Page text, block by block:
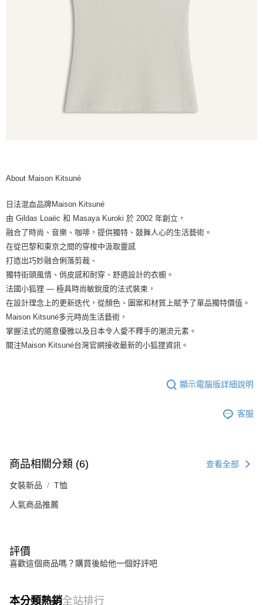
About Maison Kitsuné
日法混血品牌Maison Kitsuné
由 Gildas Loaëc 和 Masaya Kuroki 於 2002 年創立，
融合了時尚、音樂、咖啡，提供獨特、鼓舞人心的生活藝術。
在從巴黎和東京之間的穿梭中汲取靈感
打造出巧妙融合俐落剪裁、
獨特街頭風情、俏皮感和耐穿、舒適設計的衣櫥。
法國小狐狸 — 極具時尚敏銳度的法式裝束，
在設計理念上的更新迭代，從顏色、圖案和材質上賦予了單品獨特價值。
Maison Kitsuné多元時尚生活藝術，
掌握法式的隨意優雅以及日本令人愛不釋手的潮流元素。
關注Maison Kitsuné台灣官網接收最新的小狐狸資訊。
顯示電腦版詳細說明
客服
商品相關分類 (6) 查看全部
女裝新品 T恤
人氣商品推薦
評價
喜歡這個商品嗎？購買後給他一個好評吧
本分類熱銷全站排行